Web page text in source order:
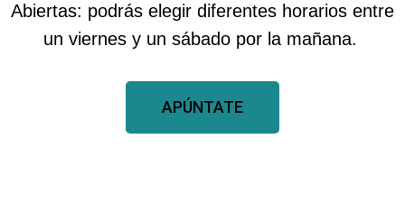
Abiertas: podrás elegir diferentes horarios entre
un viernes y un sábado por la mañana.
APÚNTATE